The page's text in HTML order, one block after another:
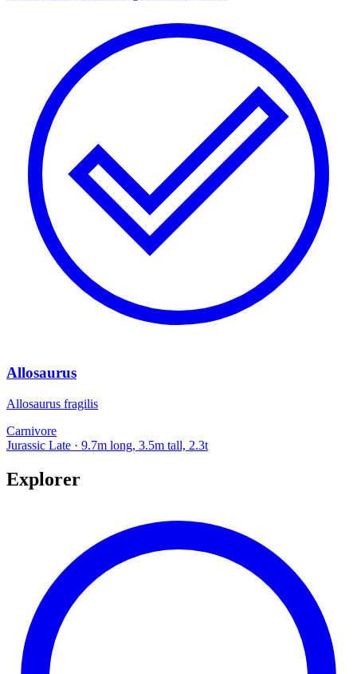
Allosaurus
Allosaurus fragilis
Carnivore
Jurassic Late · 9.7m long, 3.5m tall, 2.3t
Explorer